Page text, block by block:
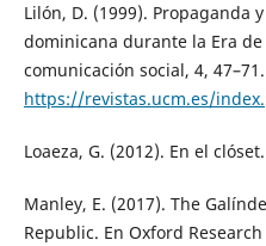
Lilón, D. (1999). Propaganda
dominicana durante la Era
comunicación social, 4, 47–71.
https://revistas.ucm.es/
Loaeza, G. (2012). En el
Manley, E. (2017). The
Republic. En Oxford